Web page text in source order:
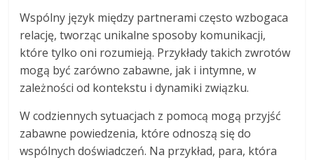
Wspólny język między partnerami często wzbogaca
relację, tworząc unikalne sposoby komunikacji,
które tylko oni rozumieją. Przykłady takich zwrotów
mogą być zarówno zabawne, jak i intymne, w
zależności od kontekstu i dynamiki związku.
W codziennych sytuacjach z pomocą mogą przyjść
zabawne powiedzenia, które odnoszą się do
wspólnych doświadczeń. Na przykład, para, która